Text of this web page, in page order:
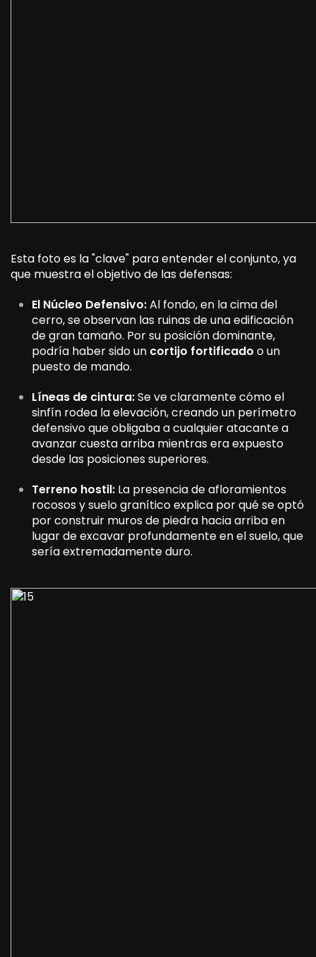
Esta foto es la "clave" para entender el conjunto, ya
que muestra el objetivo de las defensas:
El Núcleo Defensivo:Al fondo, en la cima del
cerro, se observan las ruinas de una edificación
de gran tamaño. Por su posición dominante,
podría haber sido un cortijo fortificado o un
puesto de mando.
Líneas de cintura:Se ve claramente cómo el
sinfín rodea la elevación, creando un perímetro
defensivo que obligaba a cualquier atacante a
avanzar cuesta arriba mientras era expuesto
desde las posiciones superiores.
Terreno hostil: La presencia de afloramientos
rocosos y suelo granítico explica por qué se optó
por construir muros de piedra hacia arriba en
lugar de excavar profundamente en el suelo, que
sería extremadamente duro.